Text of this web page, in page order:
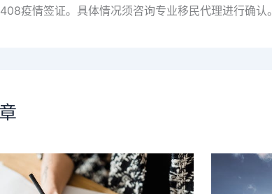
疫情签证。具体情况须咨询专业移民代理进行确认。